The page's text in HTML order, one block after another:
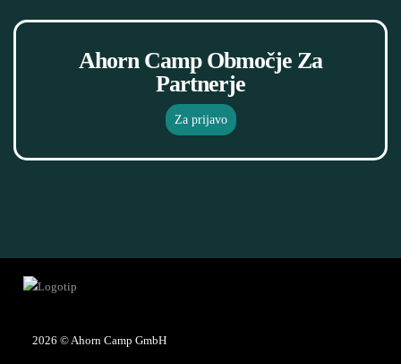
Ahorn Camp Območje Za
Partnerje
Za prijavo
2026 © Ahorn Camp GmbH